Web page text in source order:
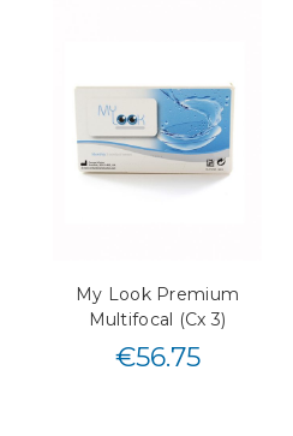
My Look Premium
Multifocal (Cx 3)
€56.75